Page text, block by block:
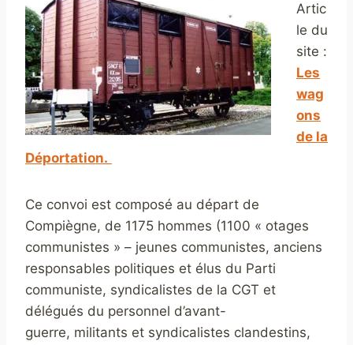
Artic
le du
site :
Les
wag
ons
de la
Déportation.
Ce convoi est composé au départ de
Compiègne, de 1175 hommes (1100 « otages
communistes » – jeunes communistes, anciens
responsables politiques et élus du Parti
communiste, syndicalistes de la CGT et
délégués du personnel d’avant-
guerre, militants et syndicalistes clandestins,